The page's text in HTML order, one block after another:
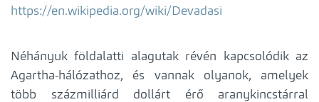
https://en.wikipedia.org/wiki/Devadasi
Néhányuk földalatti alagutak révén kapcsolódik az
Agartha-hálózathoz, és vannak olyanok, amelyek
több százmilliárd dollárt érő aranykincstárral